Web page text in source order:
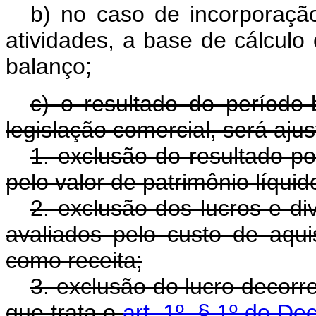
b) no caso de
atividades, a base de
balanço;
c) o resultado do
legislação comercial, será
1. exclusão do resultado
pelo valor de patrimônio
2. exclusão dos lucros e
avaliados pelo custo de
como receita;
3. exclusão do lucro